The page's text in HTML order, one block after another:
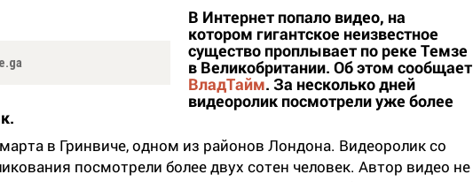
В Интернет попало видео, на
котором гигантское неизвестное
существо проплывает по реке Темзе
в Великобритании. Об этом сообщает
ВладТайм. За несколько дней
видеоролик посмотрели уже более
в Гринвиче, одном из районов Лондона. Видеоролик со
посмотрели более двух сотен человек. Автор видео не